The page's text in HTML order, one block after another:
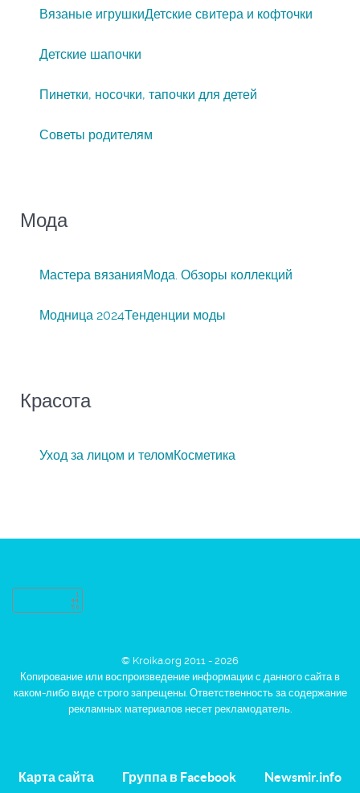
Вязаные игрушкиДетские свитера и кофточки
Детские шапочки
Пинетки, носочки, тапочки для детей
Советы родителям
Мода
Мастера вязанияМода. Обзоры коллекций
Модница 2024Тенденции моды
Красота
Уход за лицом и теломКосметика
© Kroika.org 2011 - 2026
Копирование или воспроизведение информации с данного сайта в
каком-либо виде строго запрещены. Ответственность за содержание
рекламных материалов несет рекламодатель.
Карта сайта Группа в Facebook Newsmir.info